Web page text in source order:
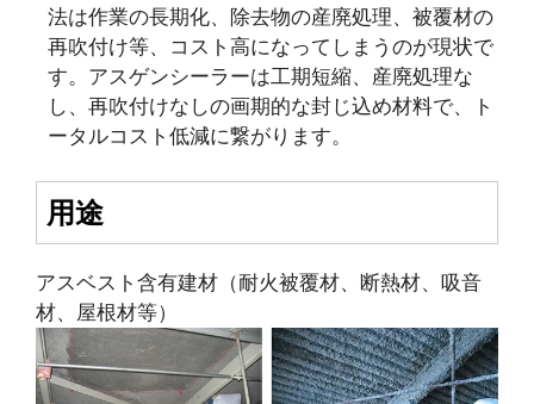
法は作業の長期化、除去物の産廃処理、被覆材の
再吹付け等、コスト高になってしまうのが現状で
す。アスゲンシーラーは工期短縮、産廃処理な
し、再吹付けなしの画期的な封じ込め材料で、ト
ータルコスト低減に繋がります。
用途
アスベスト含有建材（耐火被覆材、断熱材、吸音
材、屋根材等）